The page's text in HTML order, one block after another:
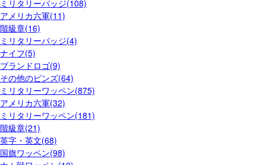
ミリタリーバッジ(108)
アメリカ六軍(11)
階級章(16)
ミリタリーバッジ(4)
ナイフ(5)
ブランドロゴ(9)
その他のピンズ(64)
ミリタリーワッペン(875)
アメリカ六軍(32)
ミリタリーワッペン(181)
階級章(21)
英字・英文(68)
国旗ワッペン(98)